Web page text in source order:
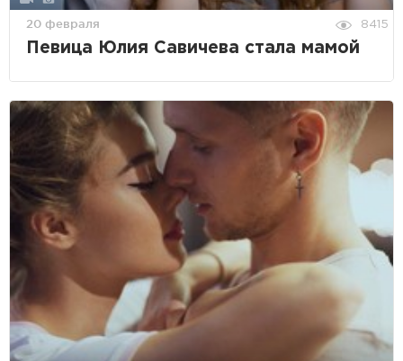
20 февраля 8415
Певица Юлия Савичева стала мамой